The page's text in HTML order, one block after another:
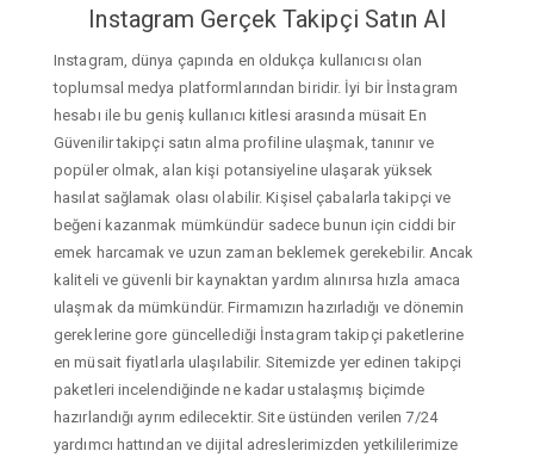
Instagram Gerçek Takipçi Satın Al
Instagram, dünya çapında en oldukça kullanıcısı olan
toplumsal medya platformlarından biridir. İyi bir İnstagram
hesabı ile bu geniş kullanıcı kitlesi arasında müsait En
Güvenilir takipçi satın alma profiline ulaşmak, tanınır ve
popüler olmak, alan kişi potansiyeline ulaşarak yüksek
hasılat sağlamak olası olabilir. Kişisel çabalarla takipçi ve
beğeni kazanmak mümkündür sadece bunun için ciddi bir
emek harcamak ve uzun zaman beklemek gerekebilir. Ancak
kaliteli ve güvenli bir kaynaktan yardım alınırsa hızla amaca
ulaşmak da mümkündür. Firmamızın hazırladığı ve dönemin
gereklerine gore güncellediği İnstagram takipçi paketlerine
en müsait fiyatlarla ulaşılabilir. Sitemizde yer edinen takipçi
paketleri incelendiğinde ne kadar ustalaşmış biçimde
hazırlandığı ayrım edilecektir. Site üstünden verilen 7/24
yardımcı hattından ve dijital adreslerimizden yetkililerimize